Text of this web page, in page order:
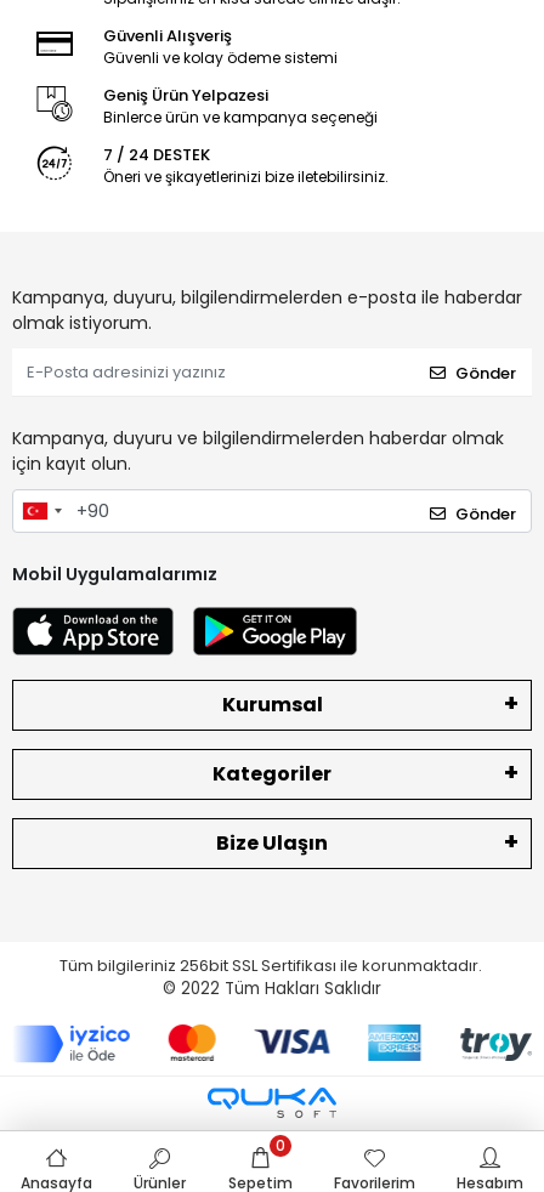
Güvenli Alışveriş
Güvenli ve kolay ödeme sistemi
Geniş Ürün Yelpazesi
Binlerce ürün ve kampanya seçeneği
7 / 24 DESTEK
Öneri ve şikayetlerinizi bize iletebilirsiniz.
Kampanya, duyuru, bilgilendirmelerden e-posta ile haberdar
olmak istiyorum.
Gönder
Kampanya, duyuru ve bilgilendirmelerden haberdar olmak
için kayıt olun.
Gönder
Mobil Uygulamalarımız
Kurumsal
Kategoriler
Bize Ulaşın
Tüm bilgileriniz 256bit SSL Sertifikası ile korunmaktadır.
© 2022 Tüm Hakları Saklıdır
Anasayfa Ürünler Sepetim
0
Favorilerim
Hesabım